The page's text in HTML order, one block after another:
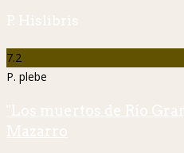
P. Hislibris
7.2
P. plebe
"Los muertos de Río
Mazarro